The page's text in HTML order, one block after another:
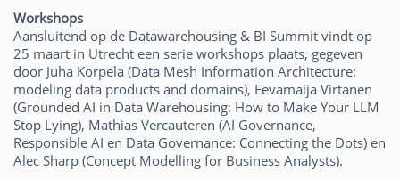
Workshops
Aansluitend op de Datawarehousing & BI Summit vindt op
25 maart in Utrecht een serie workshops plaats, gegeven
door Juha Korpela (Data Mesh Information Architecture:
modeling data products and domains), Eevamaija Virtanen
(Grounded AI in Data Warehousing: How to Make Your LLM
Stop Lying), Mathias Vercauteren (AI Governance,
Responsible AI en Data Governance: Connecting the Dots) en
Alec Sharp (Concept Modelling for Business Analysts).